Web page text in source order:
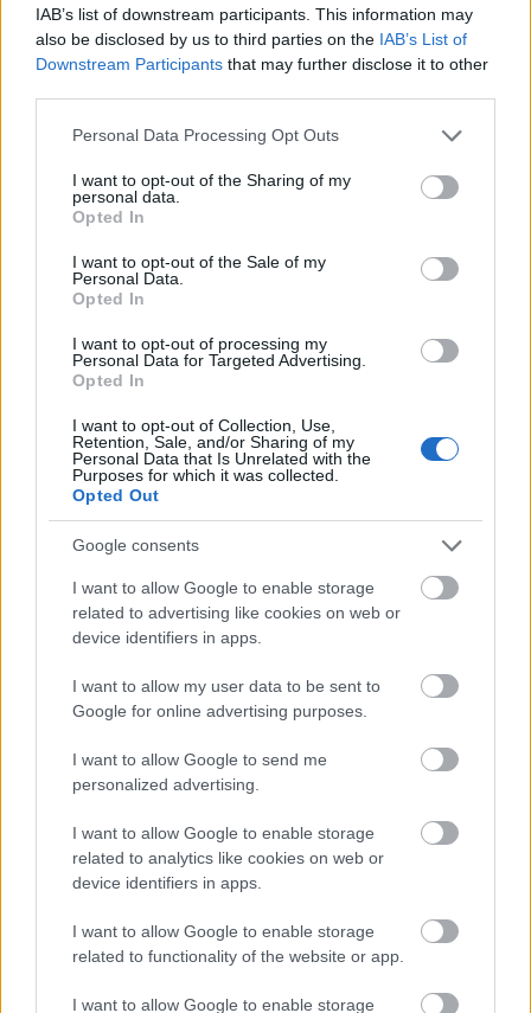
IAB’s list of downstream participants. This information may
also be disclosed by us to third parties on the IAB’s List of
Downstream Participants that may further disclose it to other
Please note that this website/app uses one or more Google
not limited to your visit or usage behaviour. You may click to
grant or deny consent to Google and its third-party tags to
use your data for below specified purposes in below Google
consent section.
Personal Data Processing Opt Outs
I want to opt-out of the Sharing of my
personal data.
Opted In
I want to opt-out of the Sale of my
Personal Data.
Opted In
I want to opt-out of processing my
Personal Data for Targeted Advertising.
Opted In
I want to opt-out of Collection, Use,
Retention, Sale, and/or Sharing of my
Personal Data that Is Unrelated with the
Purposes for which it was collected.
Opted Out
Google consents
I want to allow Google to enable storage
related to advertising like cookies on web or
device identifiers in apps.
I want to allow my user data to be sent to
Google for online advertising purposes.
I want to allow Google to send me
personalized advertising.
I want to allow Google to enable storage
related to analytics like cookies on web or
device identifiers in apps.
I want to allow Google to enable storage
related to functionality of the website or app.
I want to allow Google to enable storage